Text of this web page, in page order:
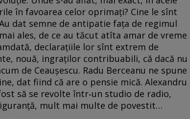
în favoarea celor oprimați? Cine le sînt
dat semne de antipatie fața de regimul
ales, de ce au tăcut atîta amar de vreme
declarațiile lor sînt extrem de
nouă, ingraților contribuabili, că dacă nu
de Ceaușescu. Radu Berceanu ne spune
dat fiind că are o pensie mică. Alexandru
să se revolte în­tr‑un studio de radio,
mult mai multe de povestit…